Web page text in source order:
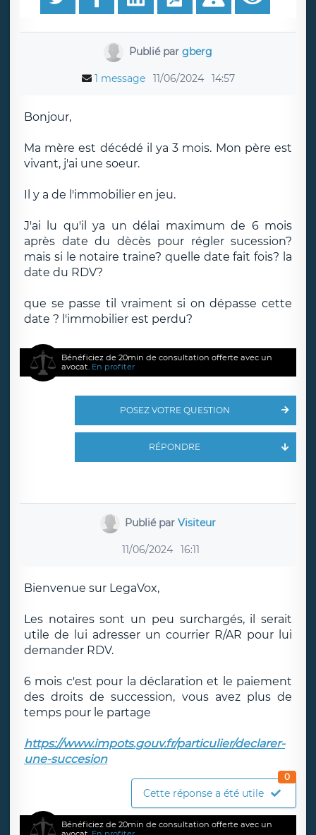
Publié par gberg
1 message 11/06/2024 14:57
Bonjour,
Ma mère est décédé il ya 3 mois. Mon père est
vivant, j'ai une soeur.
Il y a de l'immobilier en jeu.
J'ai lu qu'il ya un délai maximum de 6 mois
après date du dècès pour régler sucession?
mais si le notaire traine? quelle date fait fois? la
date du RDV?
que se passe til vraiment si on dépasse cette
date ? l'immobilier est perdu?
Bénéficiez de 20min de consultation offerte avec un
avocat. En profiter
POSEZ VOTRE QUESTION
RÉPONDRE
Publié parVisiteur
11/06/2024 16:11
Bienvenue sur LegaVox,
Les notaires sont un peu surchargés, il serait
utile de lui adresser un courrier R/AR pour lui
demander RDV.
6 mois c'est pour la déclaration et le paiement
des droits de succession, vous avez plus de
temps pour le partage
https://www.impots.gouv.fr/particulier/declarer-
une-succesion
Cette réponse a été utile
0
Bénéficiez de 20min de consultation offerte avec un